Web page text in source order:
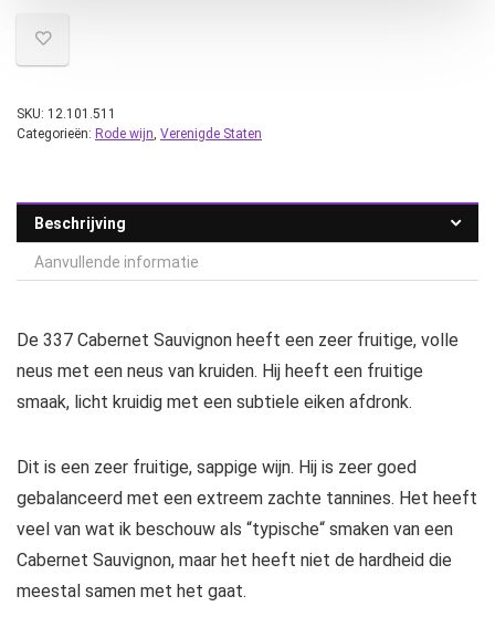
SKU: 12.101.511
Categorieën: Rode wijn, Verenigde Staten
Beschrijving
Aanvullende informatie
De 337 Cabernet Sauvignon heeft een zeer fruitige, volle
neus met een neus van kruiden. Hij heeft een fruitige
smaak, licht kruidig met een subtiele eiken afdronk.
Dit is een zeer fruitige, sappige wijn. Hij is zeer goed
gebalanceerd met een extreem zachte tannines. Het heeft
veel van wat ik beschouw als “typische“ smaken van een
Cabernet Sauvignon, maar het heeft niet de hardheid die
meestal samen met het gaat.